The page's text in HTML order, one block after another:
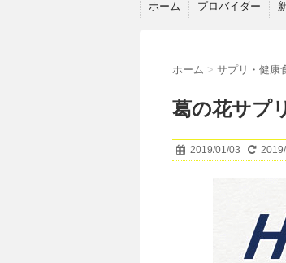
ホーム プロバイダー
ホーム > サプリ・健康
葛の花サプ
2019/01/03 2019/